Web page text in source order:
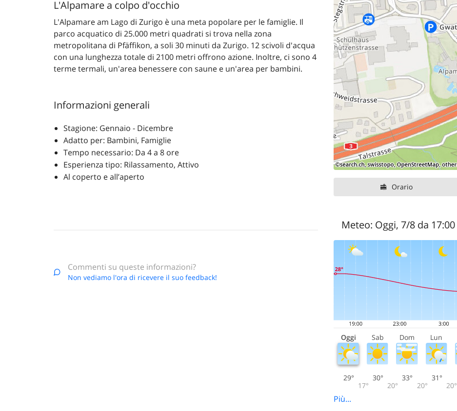
L'Alpamare a colpo d'occhio
L'Alpamare am Lago di Zurigo è una meta popolare per le famiglie. Il
parco acquatico di 25.000 metri quadrati si trova nella zona
metropolitana di Pfäffikon, a soli 30 minuti da Zurigo. 12 scivoli d'acqua
con una lunghezza totale di 2100 metri offrono azione. Inoltre, ci sono 4
terme termali, un'area benessere con saune e un'area per bambini.
Informazioni generali
Stagione: Gennaio - Dicembre
Adatto per: Bambini, Famiglie
Tempo necessario: Da 4 a 8 ore
Esperienza tipo: Rilassamento, Attivo
Al coperto e all’aperto
Commenti su queste informazioni?
Non vediamo l'ora di ricevere il suo feedback!
Orario
Meteo: Oggi, 7/8 da 17:00
Oggi Sab Dom Lun
29°
17°
30°
20°
33°
20°
31°
20°
Più...